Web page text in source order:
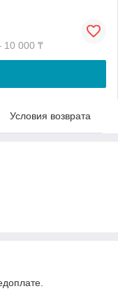
10 000 ₸
Условия возврата